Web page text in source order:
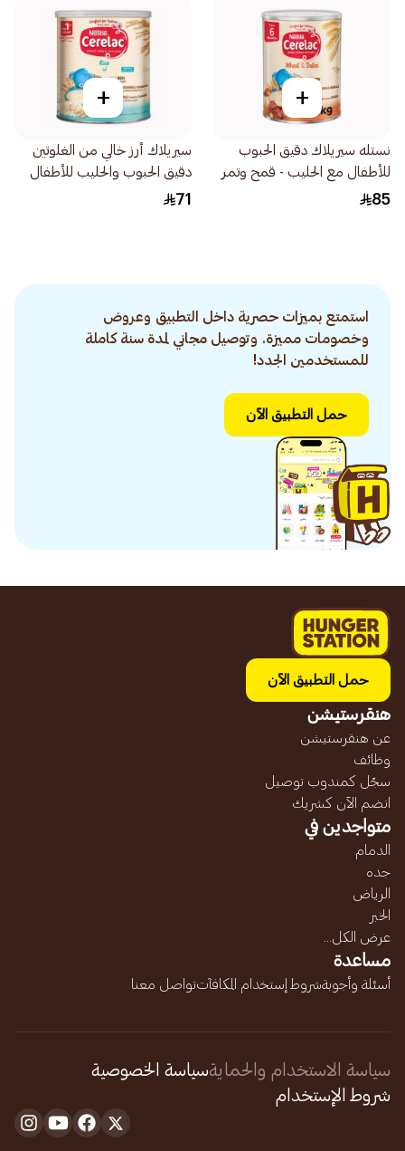
+
نستله سيريلاك دقيق الحبوب
للأطفال مع الحليب - قمح وتمر
1كجم
85
+
سيريلاك أرز خالي من الغلوتين
دقيق الحبوب والحليب للأطفال
من عمر 6 أشهر 1كجم
71
استمتع بميزات حصرية داخل التطبيق وعروض
وخصومات مميزة. وتوصيل مجاني لمدة سنة كاملة
للمستخدمين الجدد!
حمل التطبيق الآن
حمل التطبيق الآن
هنقرستيشن
عن هنقرستيشن
وظائف
سجّل كمندوب توصيل
انضم الآن كشريك
متواجدين في
الدمام
جده
الرياض
الخبر
عرض الكل...
مساعدة
أسئلة وأجوبةشروط إستخدام المكافآتتواصل معنا
سياسة الاستخدام والحمايةسياسة الخصوصية
شروط الإستخدام